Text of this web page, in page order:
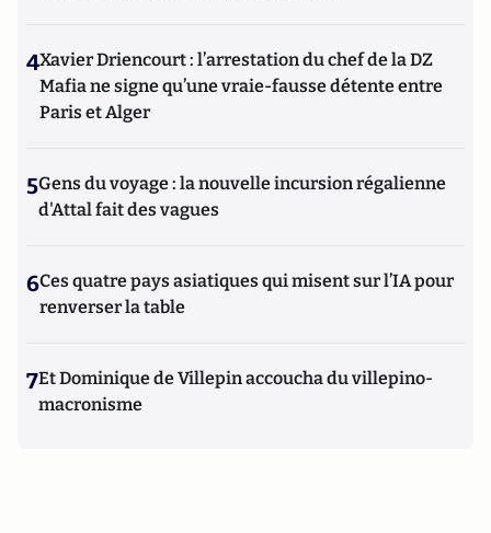
4Xavier Driencourt : l’arrestation du chef de la DZ
Mafia ne signe qu’une vraie-fausse détente entre
Paris et Alger
5Gens du voyage : la nouvelle incursion régalienne
d'Attal fait des vagues
6Ces quatre pays asiatiques qui misent sur l’IA pour
renverser la table
7Et Dominique de Villepin accoucha du villepino-
macronisme